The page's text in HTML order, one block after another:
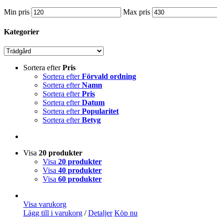
Min pris Max pris
Kategorier
Sortera efterPris
Sortera efterFörvald ordning
Sortera efterNamn
Sortera efterPris
Sortera efterDatum
Sortera efterPopularitet
Sortera efterBetyg
Visa 20 produkter
Visa 20 produkter
Visa 40 produkter
Visa 60 produkter
Visa varukorg
Lägg till i varukorg / Detaljer Köp nu